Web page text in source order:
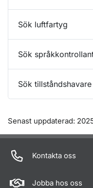
Sök luftfartyg
Sök
Sök
Om sidan
Senast uppdaterad:
Kontakta oss
Jobba hos oss